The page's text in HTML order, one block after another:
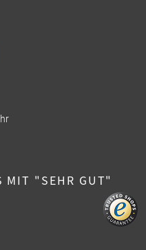
MIT "SEHR GUT"